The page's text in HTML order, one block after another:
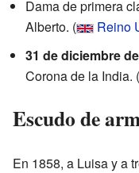
Dama de primera
Alberto. (
Reino
31 de diciembre
Corona de la India. (
Escudo de
En 1858, a Luisa y a